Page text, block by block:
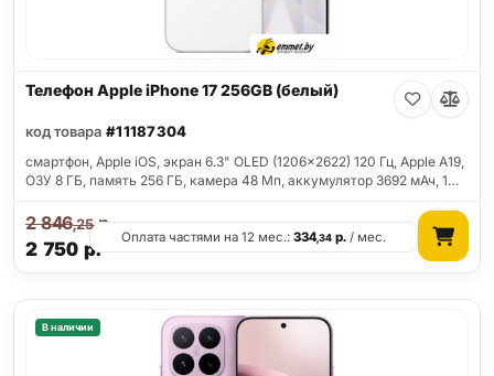
Телефон Apple iPhone 17 256GB (белый)
код товара #11187304
смартфон, Apple iOS, экран 6.3" OLED (1206x2622) 120 Гц, Apple A19,
ОЗУ 8 ГБ, память 256 ГБ, камера 48 Мп, аккумулятор 3692 мАч, 1…
2 750 р.
2 846,25р.
Оплата частями на 12 мес.:334,34 р. / мес.
В наличии